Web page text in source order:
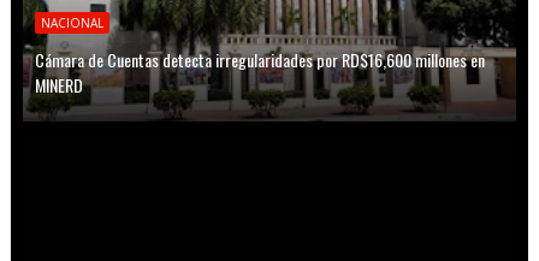
NACIONAL
Cámara de Cuentas detecta irregularidades por RD$16,600 millones en
MINERD